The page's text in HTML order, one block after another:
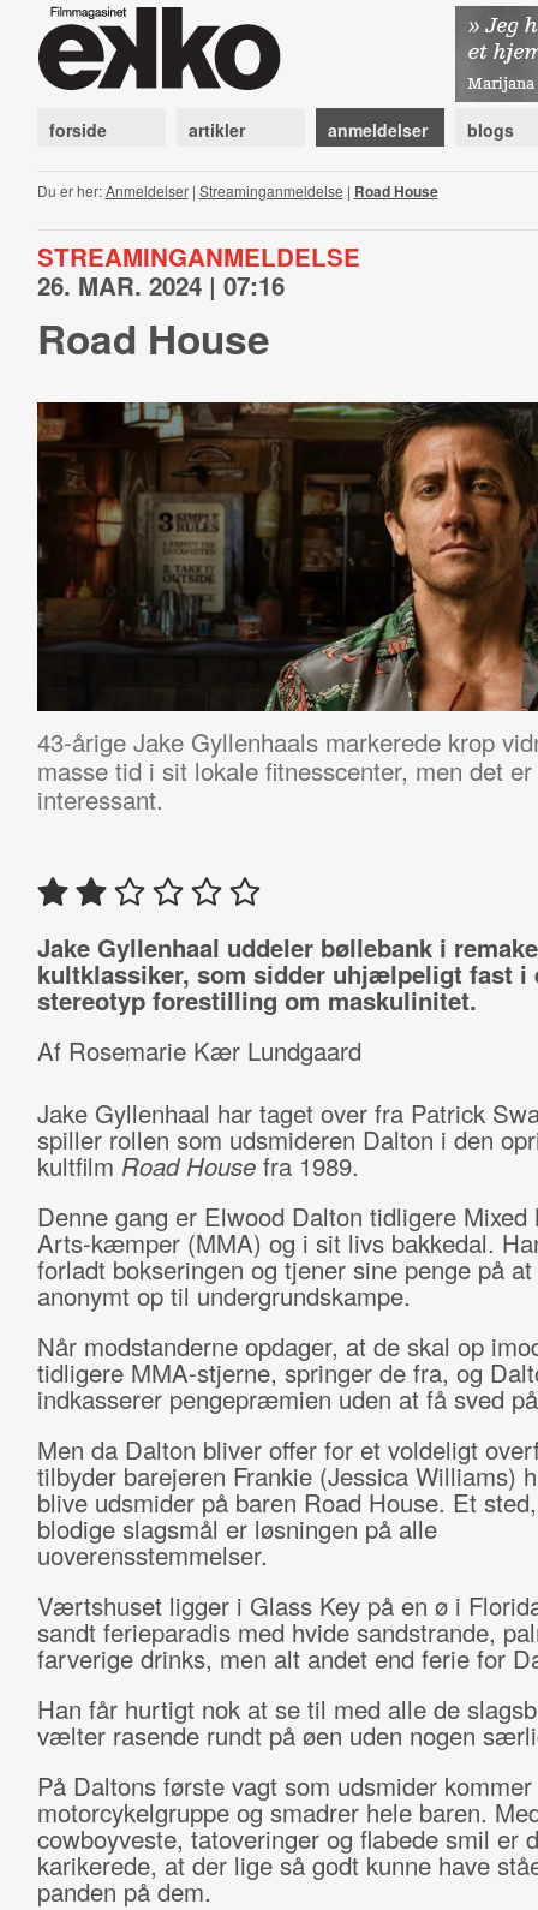
forside artikler anmeldelser blogs
Du er her:Anmeldelser| Streaminganmeldelse | Road House
STREAMINGANMELDELSE
26. MAR. 2024 | 07:16
Road House
43-årige Jake Gyllenhaals markerede krop
masse tid i sit lokale fitnesscenter, men det
interessant.
Jake Gyllenhaal uddeler bøllebank i
kultklassiker, som sidder uhjælpeligt fast i
stereotyp forestilling om maskulinitet.
Af Rosemarie Kær Lundgaard
Jake Gyllenhaal har taget over fra Patrick
spiller rollen som udsmideren Dalton i den
kultfilm Road House fra 1989.
Denne gang er Elwood Dalton tidligere Mixed
Arts-kæmper (MMA) og i sit livs bakkedal.
forladt bokseringen og tjener sine penge på
anonymt op til undergrundskampe.
Når modstanderne opdager, at de skal op
tidligere MMA-stjerne, springer de fra, og
indkasserer pengepræmien uden at få sved
Men da Dalton bliver offer for et voldeligt
tilbyder barejeren Frankie (Jessica Williams)
blive udsmider på baren Road House. Et
blodige slagsmål er løsningen på alle
uoverensstemmelser.
Værtshuset ligger i Glass Key på en ø i
sandt ferieparadis med hvide sandstrande,
farverige drinks, men alt andet end ferie for
Han får hurtigt nok at se til med alle de
vælter rasende rundt på øen uden nogen
På Daltons første vagt som udsmider
motorcykelgruppe og smadrer hele baren.
cowboyveste, tatoveringer og flabede smil er
karikerede, at der lige så godt kunne have
panden på dem.